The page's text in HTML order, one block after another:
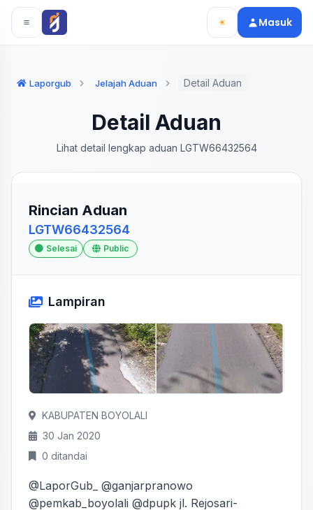
Langsung ke konten utama
Langsung ke navigasi
Masuk
Laporgub Jelajah Aduan Detail Aduan
Detail Aduan
Lihat detail lengkap aduan LGTW66432564
Rincian Aduan
LGTW66432564
Selesai Public
Lampiran
KABUPATEN BOYOLALI
30 Jan 2020
0 ditandai
@LaporGub_ @ganjarpranowo
@pemkab_boyolali @dpupk jl. Rejosari-